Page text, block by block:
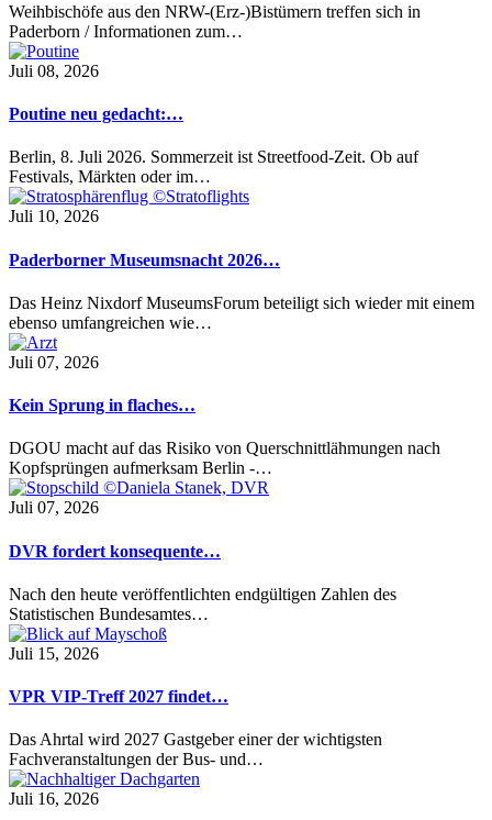
Weihbischöfe aus den NRW-(Erz-)Bistümern treffen sich in
Paderborn / Informationen zum…
Juli 08, 2026
Poutine neu gedacht:…
Berlin, 8. Juli 2026. Sommerzeit ist Streetfood-Zeit. Ob auf
Festivals, Märkten oder im…
Juli 10, 2026
Paderborner Museumsnacht 2026…
Das Heinz Nixdorf MuseumsForum beteiligt sich wieder mit einem
ebenso umfangreichen wie…
Juli 07, 2026
Kein Sprung in flaches…
DGOU macht auf das Risiko von Querschnittlähmungen nach
Kopfsprüngen aufmerksam Berlin -…
Juli 07, 2026
DVR fordert konsequente…
Nach den heute veröffentlichten endgültigen Zahlen des
Statistischen Bundesamtes…
Juli 15, 2026
VPR VIP-Treff 2027 findet…
Das Ahrtal wird 2027 Gastgeber einer der wichtigsten
Fachveranstaltungen der Bus- und…
Juli 16, 2026